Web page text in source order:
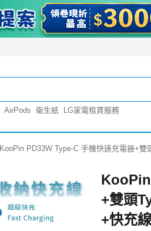
AirPods 衛生紙 LG家電租賃服務
KooPin PD33W Type-C 手機快速充電器+
+雙頭
+快充